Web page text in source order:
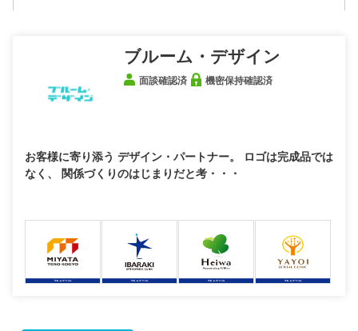
ブルーム・デザイン
面談確認済 機密保持確認済
お客様に寄り添う デザイン・パートナー。 ロゴは完成品では
なく、 関係づくりのはじまりだと考・・・